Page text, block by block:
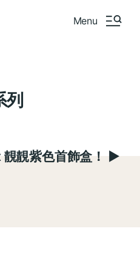
Menu
靚靚紫色首飾盒！ ►